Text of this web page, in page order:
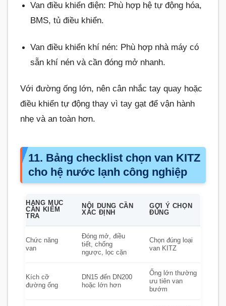
Van điều khiển điện: Phù hợp hệ tự động hóa,
BMS, tủ điều khiển.
Van điều khiển khí nén: Phù hợp nhà máy có
sẵn khí nén và cần đóng mở nhanh.
Với đường ống lớn, nên cân nhắc tay quay hoặc
điều khiển tự động thay vì tay gạt để vận hành
nhẹ và an toàn hơn.
11. Bảng checklist chọn van KITZ
cho hệ nước lạnh công nghiệp
HẠNG MỤC
CẦN KIỂM
TRA
NỘI DUNG CẦN
XÁC ĐỊNH
GỢI Ý CHỌN
ĐÚNG
Chức năng
van
Đóng mở, điều
tiết, chống
ngược, lọc cặn
Chọn đúng loại
van KITZ
Kích cỡ
đường ống
DN15 đến DN200
hoặc lớn hơn
Ống lớn thường
ưu tiên van
bướm